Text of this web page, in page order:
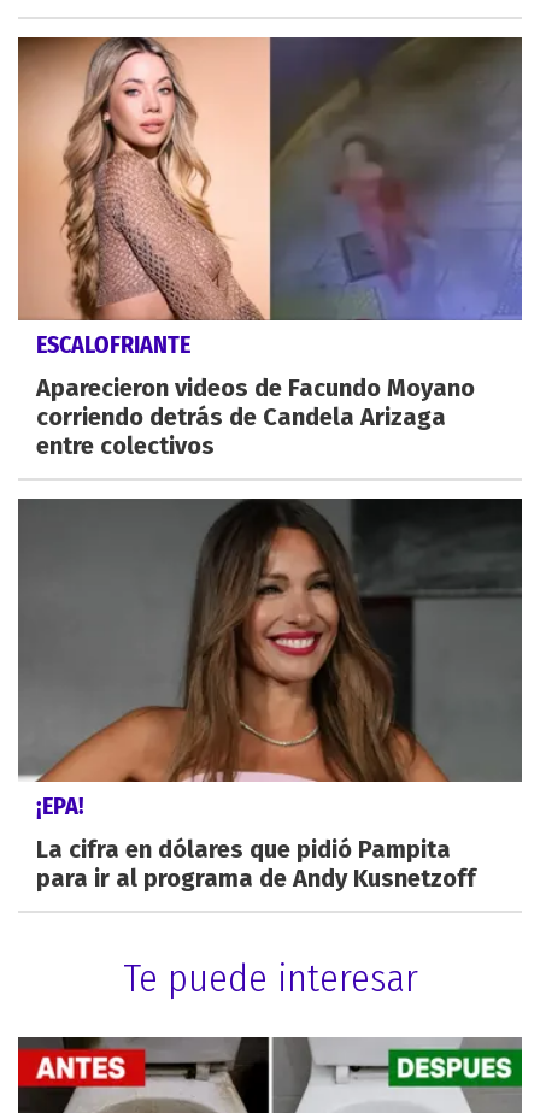
ESCALOFRIANTE
Aparecieron videos de Facundo Moyano
corriendo detrás de Candela Arizaga
entre colectivos
¡EPA!
La cifra en dólares que pidió Pampita
para ir al programa de Andy Kusnetzoff
Te puede interesar